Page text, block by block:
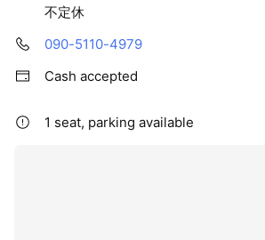
不定休
090-5110-4979
Cash accepted
1 seat, parking available